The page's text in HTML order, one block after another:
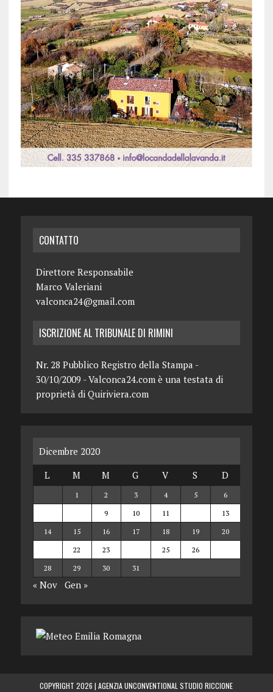
CONTATTO
Direttore Responsabile
Marco Valeriani
valconca24@gmail.com
ISCRIZIONE AL TRIBUNALE DI RIMINI
Nr. 28 Pubblico Registro della Stampa -
30/10/2009 - Valconca24.com è una testata di
proprietà di Quiriviera.com
Dicembre 2020
L
M M G V S D
1 2 3 4 5
6
9 10 11
13
14
15 16 17 18 19
20
22 23 25 26
28
29 30 31
« Nov Gen »
COPYRIGHT 2026 |AGENZIA UNCONVENTIONAL STUDIO RICCIONE